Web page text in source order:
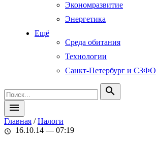
Экономразвитие
Энергетика
Ещё
Среда обитания
Технологии
Санкт-Петербург и СЗФО
search
menu
Главная /Налоги
schedule 16.10.14 — 07:19